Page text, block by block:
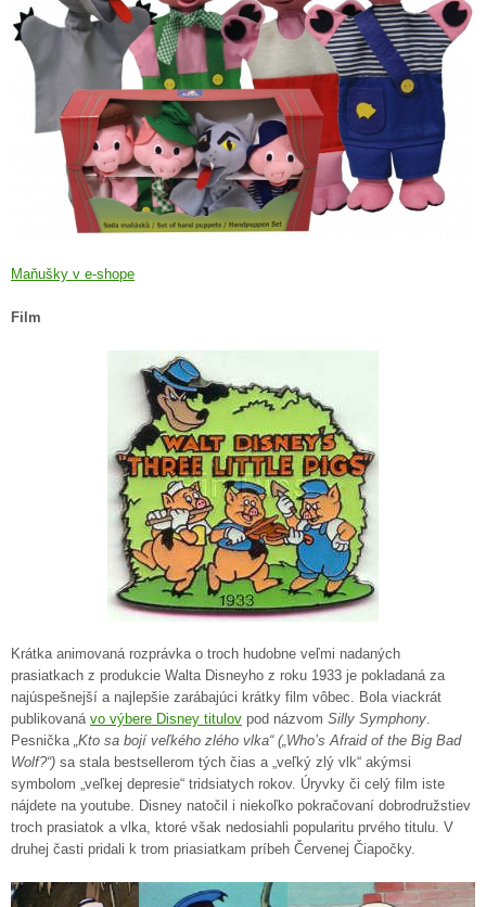
Maňušky v e-shope
Film
Krátka animovaná rozprávka o troch hudobne veľmi nadaných
prasiatkach z produkcie Walta Disneyho z roku 1933 je pokladaná za
najúspešnejší a najlepšie zarábajúci krátky film vôbec. Bola viackrát
publikovaná vo výbere Disney titulov pod názvom Silly Symphony
Pesnička „Kto sa bojí veľkého zlého vlka“ („Who’s Afraid of the Big Bad
Wolf?“) sa stala bestsellerom tých čias a „veľký zlý vlk“ akýmsi
symbolom „veľkej depresie“ tridsiatych rokov. Úryvky či celý film iste
nájdete na youtube. Disney natočil i niekoľko pokračovaní dobrodružstiev
troch prasiatok a vlka, ktoré však nedosiahli popularitu prvého titulu. V
druhej časti pridali k trom priasiatkam príbeh Červenej Čiapočky.